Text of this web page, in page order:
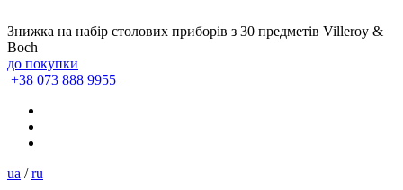
Знижка на набір столових приборів з 30 предметів Villeroy &
Boch
до покупки
+38 073 888 9955
ua / ru